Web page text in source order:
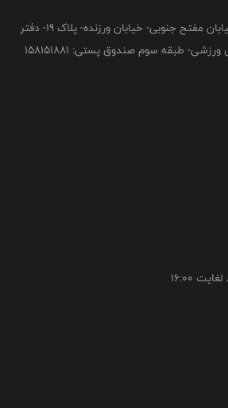
تهران- میدان هفت تیر- خیابان مفتح جنوبی- خیابان ورزنده- پلاک 19- دفتر
طبقه سوم صندوق پستی: 158151881